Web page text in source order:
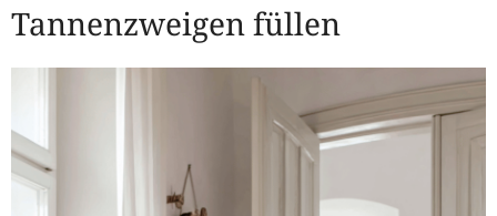
Tannenzweigen füllen